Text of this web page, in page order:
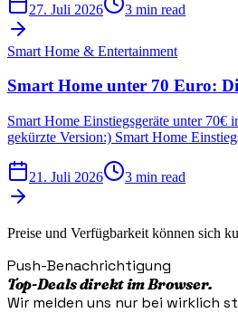
27. Juli 2026 3 min read
Smart Home & Entertainment
Smart Home unter 70 Euro:
Smart Home Einstiegsgeräte unter
gekürzte Version:) Smart Home
21. Juli 2026 3 min read
Preise und Verfügbarkeit können sich
Push-Benachrichtigung
Top-Deals direkt im Browser.
Wir melden uns nur bei wirklich